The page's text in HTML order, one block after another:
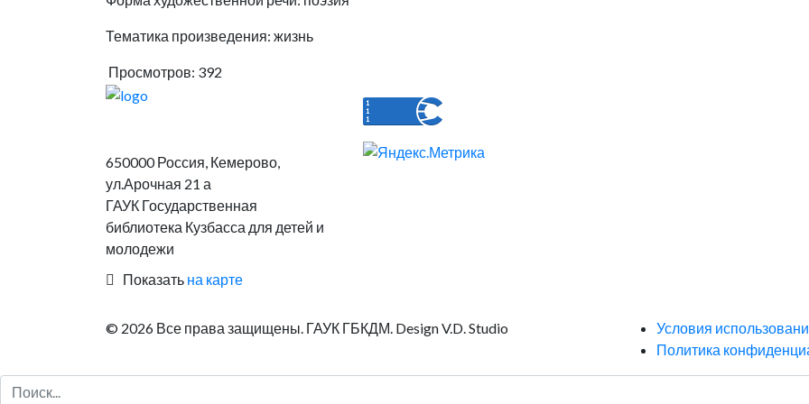
Тематика произведения: жизнь
Просмотров: 392
650000 Россия, Кемерово,
ул.Арочная 21 а
ГАУК Государственная
библиотека Кузбасса для детей и
молодежи
Показать на карте
© 2026 Все права защищены. ГАУК ГБКДМ. Design V.D. Studio
Условия
Политика